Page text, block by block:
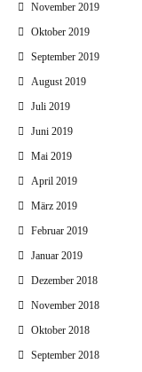
November 2019
Oktober 2019
September 2019
August 2019
Juli 2019
Juni 2019
Mai 2019
April 2019
März 2019
Februar 2019
Januar 2019
Dezember 2018
November 2018
Oktober 2018
September 2018